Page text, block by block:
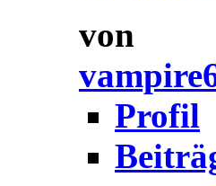
von
Profil